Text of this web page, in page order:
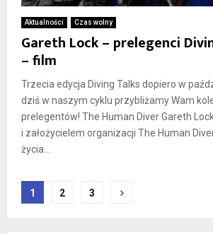
Aktualności Czas wolny
Gareth Lock – prelegenci
– film
Trzecia edycja Diving Talks dopiero w
dziś w naszym cyklu przybliżamy Wam
prelegentów! The Human Diver Gareth
i założycielem organizacji The Human
życia...
Nawigacja
1 2 3